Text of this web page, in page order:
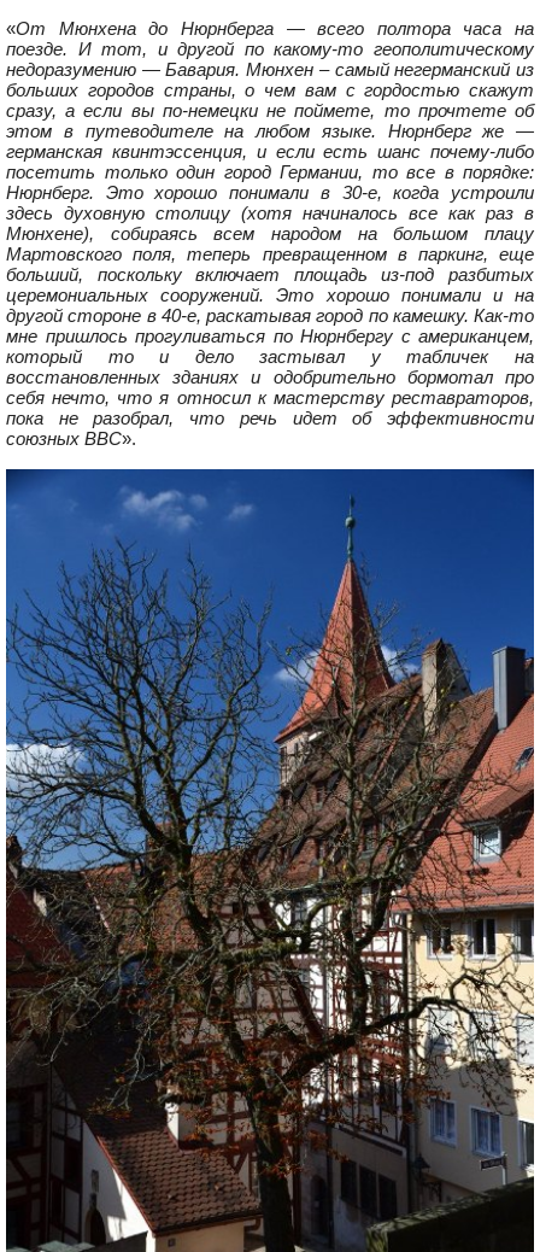
«От Мюнхена до Нюрнберга — всего полтора часа на
поезде. И тот, и другой по какому-то геополитическому
недоразумению — Бавария. Мюнхен – самый негерманский из
больших городов страны, о чем вам с гордостью скажут
сразу, а если вы по-немецки не поймете, то прочтете об
этом в путеводителе на любом языке. Нюрнберг же —
германская квинтэссенция, и если есть шанс почему-либо
посетить только один город Германии, то все в порядке:
Нюрнберг. Это хорошо понимали в 30-е, когда устроили
здесь духовную столицу (хотя начиналось все как раз в
Мюнхене), собираясь всем народом на большом плацу
Мартовского поля, теперь превращенном в паркинг, еще
больший, поскольку включает площадь из-под разбитых
церемониальных сооружений. Это хорошо понимали и на
другой стороне в 40-е, раскатывая город по камешку. Как-то
мне пришлось прогуливаться по Нюрнбергу с американцем,
который то и дело застывал у табличек на
восстановленных зданиях и одобрительно бормотал про
себя нечто, что я относил к мастерству реставраторов,
пока не разобрал, что речь идет об эффективности
союзных ВВС».